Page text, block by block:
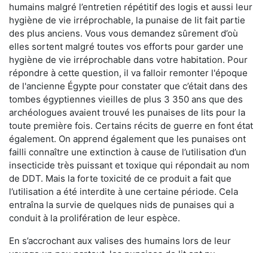
humains malgré l’entretien répétitif des logis et aussi leur
hygiène de vie irréprochable, la punaise de lit fait partie
des plus anciens. Vous vous demandez sûrement d’où
elles sortent malgré toutes vos efforts pour garder une
hygiène de vie irréprochable dans votre habitation. Pour
répondre à cette question, il va falloir remonter l'époque
de l'ancienne Égypte pour constater que c’était dans des
tombes égyptiennes vieilles de plus 3 350 ans que des
archéologues avaient trouvé les punaises de lits pour la
toute première fois. Certains récits de guerre en font état
également. On apprend également que les punaises ont
failli connaître une extinction à cause de l’utilisation d’un
insecticide très puissant et toxique qui répondait au nom
de DDT. Mais la forte toxicité de ce produit a fait que
l’utilisation a été interdite à une certaine période. Cela
entraîna la survie de quelques nids de punaises qui a
conduit à la prolifération de leur espèce.
En s’accrochant aux valises des humains lors de leur